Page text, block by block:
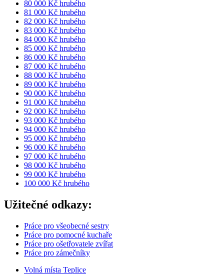
80 000 Kč hrubého
81 000 Kč hrubého
82 000 Kč hrubého
83 000 Kč hrubého
84 000 Kč hrubého
85 000 Kč hrubého
86 000 Kč hrubého
87 000 Kč hrubého
88 000 Kč hrubého
89 000 Kč hrubého
90 000 Kč hrubého
91 000 Kč hrubého
92 000 Kč hrubého
93 000 Kč hrubého
94 000 Kč hrubého
95 000 Kč hrubého
96 000 Kč hrubého
97 000 Kč hrubého
98 000 Kč hrubého
99 000 Kč hrubého
100 000 Kč hrubého
Užitečné odkazy:
Práce pro všeobecné sestry
Práce pro pomocné kuchaře
Práce pro ošetřovatele zvířat
Práce pro zámečníky
Volná místa Teplice